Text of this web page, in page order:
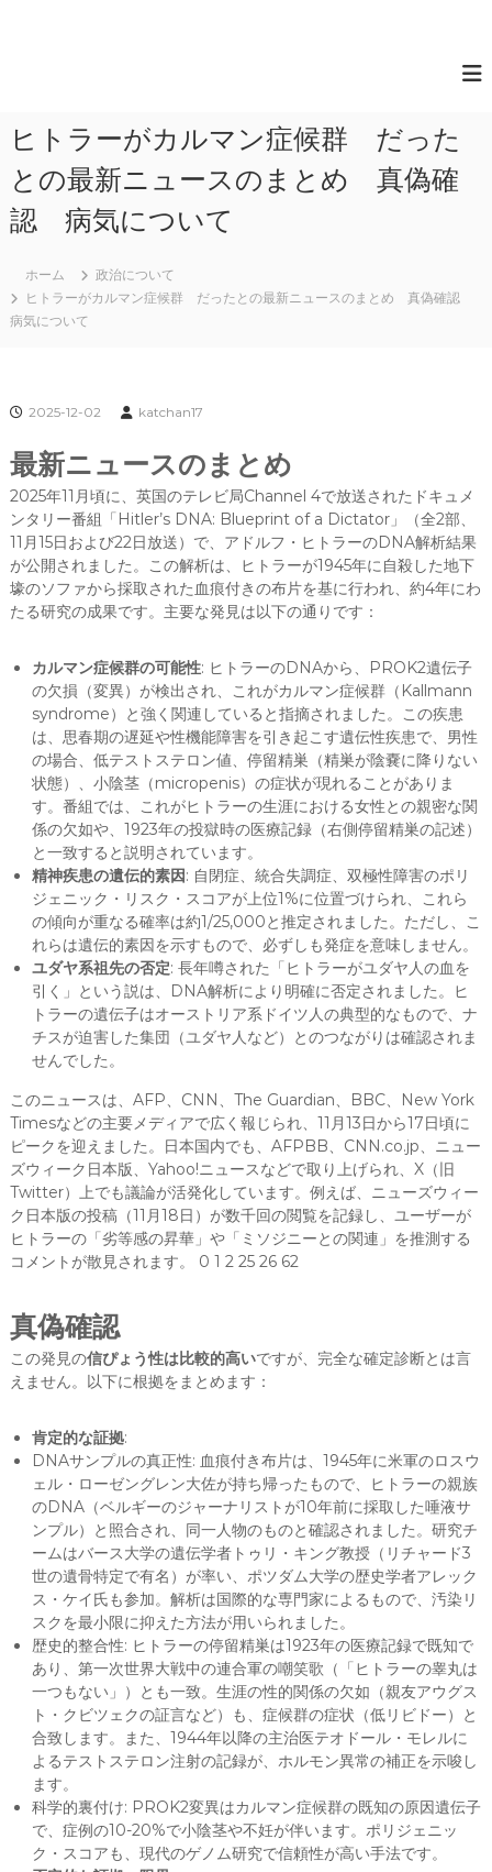
ヒトラーがカルマン症候群 だった
との最新ニュースのまとめ 真偽確
認 病気について
ホーム
政治について
ヒトラーがカルマン症候群 だったとの最新ニュースのまとめ 真偽確認
病気について
2025-12-02 katchan17
最新ニュースのまとめ
2025年11月頃に、英国のテレビ局Channel 4で放送されたドキュメ
ンタリー番組「Hitler’s DNA: Blueprint of a Dictator」（全2部、
11月15日および22日放送）で、アドルフ・ヒトラーのDNA解析結果
が公開されました。この解析は、ヒトラーが1945年に自殺した地下
壕のソファから採取された血痕付きの布片を基に行われ、約4年にわ
たる研究の成果です。主要な発見は以下の通りです：
カルマン症候群の可能性: ヒトラーのDNAから、PROK2遺伝子
の欠損（変異）が検出され、これがカルマン症候群（Kallmann
syndrome）と強く関連していると指摘されました。この疾患
は、思春期の遅延や性機能障害を引き起こす遺伝性疾患で、男性
の場合、低テストステロン値、停留精巣（精巣が陰嚢に降りない
状態）、小陰茎（micropenis）の症状が現れることがありま
す。番組では、これがヒトラーの生涯における女性との親密な関
係の欠如や、1923年の投獄時の医療記録（右側停留精巣の記述）
と一致すると説明されています。
精神疾患の遺伝的素因: 自閉症、統合失調症、双極性障害のポリ
ジェニック・リスク・スコアが上位1%に位置づけられ、これら
の傾向が重なる確率は約1/25,000と推定されました。ただし、こ
れらは遺伝的素因を示すもので、必ずしも発症を意味しません。
ユダヤ系祖先の否定: 長年噂された「ヒトラーがユダヤ人の血を
引く」という説は、DNA解析により明確に否定されました。ヒ
トラーの遺伝子はオーストリア系ドイツ人の典型的なもので、ナ
チスが迫害した集団（ユダヤ人など）とのつながりは確認されま
せんでした。
このニュースは、AFP、CNN、The Guardian、BBC、New York
Timesなどの主要メディアで広く報じられ、11月13日から17日頃に
ピークを迎えました。日本国内でも、AFPBB、CNN.co.jp、ニュー
ズウィーク日本版、Yahoo!ニュースなどで取り上げられ、X（旧
Twitter）上でも議論が活発化しています。例えば、ニューズウィー
ク日本版の投稿（11月18日）が数千回の閲覧を記録し、ユーザーが
ヒトラーの「劣等感の昇華」や「ミソジニーとの関連」を推測する
コメントが散見されます。 0 1 2 25 26 62
真偽確認
この発見の信ぴょう性は比較的高いですが、完全な確定診断とは言
えません。以下に根拠をまとめます：
肯定的な証拠:
DNAサンプルの真正性: 血痕付き布片は、1945年に米軍のロスウ
ェル・ローゼングレン大佐が持ち帰ったもので、ヒトラーの親族
のDNA（ベルギーのジャーナリストが10年前に採取した唾液サ
ンプル）と照合され、同一人物のものと確認されました。研究チ
ームはバース大学の遺伝学者トゥリ・キング教授（リチャード3
世の遺骨特定で有名）が率い、ポツダム大学の歴史学者アレック
ス・ケイ氏も参加。解析は国際的な専門家によるもので、汚染リ
スクを最小限に抑えた方法が用いられました。
歴史的整合性: ヒトラーの停留精巣は1923年の医療記録で既知で
あり、第一次世界大戦中の連合軍の嘲笑歌（「ヒトラーの睾丸は
一つもない」）とも一致。生涯の性的関係の欠如（親友アウグス
ト・クビツェクの証言など）も、症候群の症状（低リビドー）と
合致します。また、1944年以降の主治医テオドール・モレルに
よるテストステロン注射の記録が、ホルモン異常の補正を示唆し
ます。
科学的裏付け: PROK2変異はカルマン症候群の既知の原因遺伝子
で、症例の10-20%で小陰茎や不妊が伴います。ポリジェニッ
ク・スコアも、現代のゲノム研究で信頼性が高い手法です。